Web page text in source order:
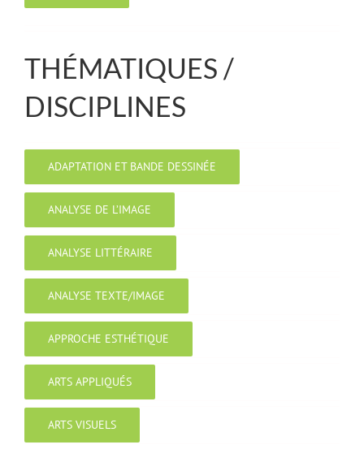
THÉMATIQUES /
DISCIPLINES
ADAPTATION ET BANDE DESSINÉE
ANALYSE DE L’IMAGE
ANALYSE LITTÉRAIRE
ANALYSE TEXTE/IMAGE
APPROCHE ESTHÉTIQUE
ARTS APPLIQUÉS
ARTS VISUELS